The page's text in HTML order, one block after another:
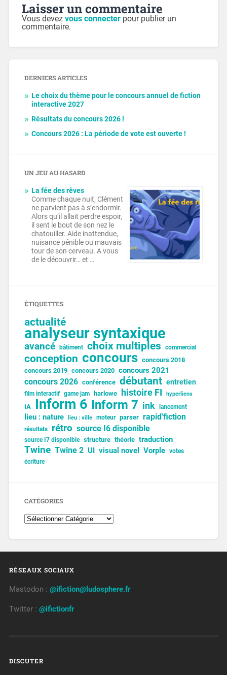
Laisser un commentaire
Vous devez vous connecterpour publier un
commentaire.
DERNIERS ARTICLES
Le choix du thème pour le concours annuel de fiction
interactive 2027
Résultats du concours 2026 !
Concours 2026 : La période de vote est ouverte !
UN JEU AU HASARD
La fée des rêves
Comme chaque nuit, Clément
ne parvient pas à s’endormir.
Alors qu’il allait perdre espoir,
il sent le bout de son nez le
chatouiller. Aide inattendue,
nuisance pénible ou mauvais
tour de son cerveau. A vous
de le découvrir… et …
ÉTIQUETTES
actualité
analyseur syntaxique
avancé bâtiment choix multiples commercial
conception concours concours 2018
concours 2019 concours 2020 concours 2021
concours 2026 conférence débutant entretien
film interactif game jam harlowe histoire FI hyperliens
IA Inform 6 Inform 7 ink lancement
lieu : nature lieu : ville moteur parser rapid'fiction
résultats rétro source I6 disponible
source I7 disponible structure théorie traduction
Twine Twine 2 UI visual novel Vorple votes
écriture
CATÉGORIES
RÉSEAUX SOCIAUX
Mastodon : @ifiction@ludosphere.fr
Twitter : @ifictionfr
DISCUTER